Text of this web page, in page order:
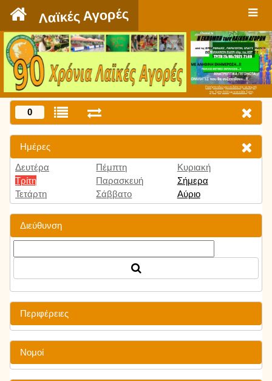
Λαϊκές Αγορές
Πατήστε εδώ για να δείτε την εκπομπή
την Τρίτη 9:00 μμ και κάθε Τρίτη
0
Ημέρες
Δευτέρα
Τρίτη
Τετάρτη
Πέμπτη
Παρασκευή
Σάββατο
Κυριακή
Σήμερα
Αύριο
Διεύθυνση
Περιφέρειες
Νομοί